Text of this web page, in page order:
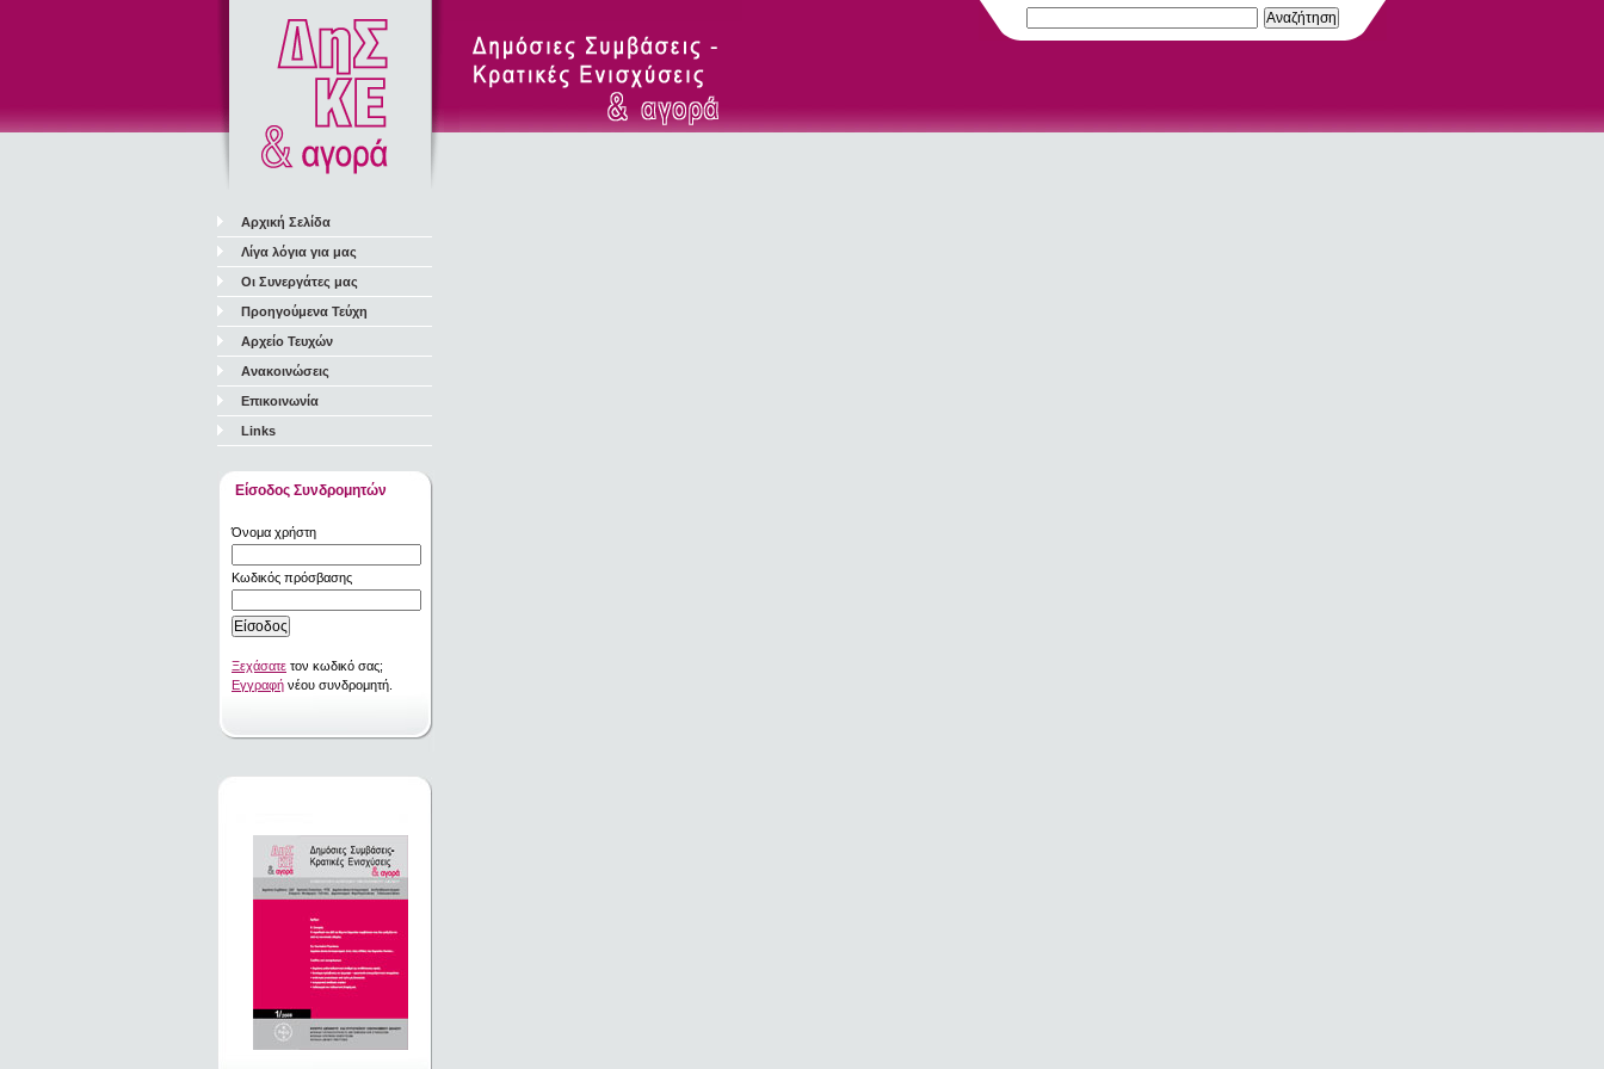
Αρχική Σελίδα
Λίγα λόγια για μας
Οι Συνεργάτες μας
Προηγούμενα Τεύχη
Αρχείο Τευχών
Ανακοινώσεις
Επικοινωνία
Links
Είσοδος Συνδρομητών
Όνομα χρήστη
Κωδικός πρόσβασης
Ξεχάσατε τον κωδικό σας;
Εγγραφή νέου συνδρομητή.